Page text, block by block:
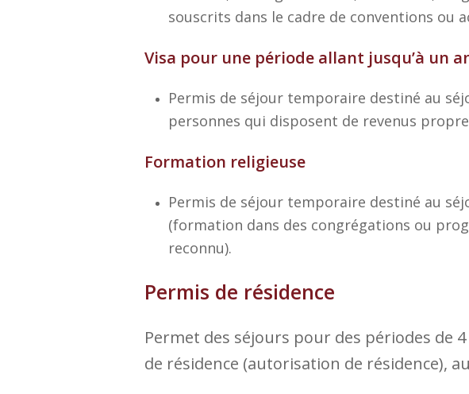
souscrits dans le cadre de conventions ou
Visa pour une période allant jusqu’à un
Permis de séjour temporaire destiné au
personnes qui disposent de revenus
Formation religieuse
Permis de séjour temporaire destiné au
(formation dans des congrégations ou
reconnu).
Permis de résidence
Permet des séjours pour des périodes de
de résidence (autorisation de résidence),